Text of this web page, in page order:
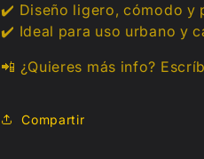
✔️ Diseño ligero, cómodo y
✔️ Ideal para uso urbano y
📲 ¿Quieres más info?
Compartir